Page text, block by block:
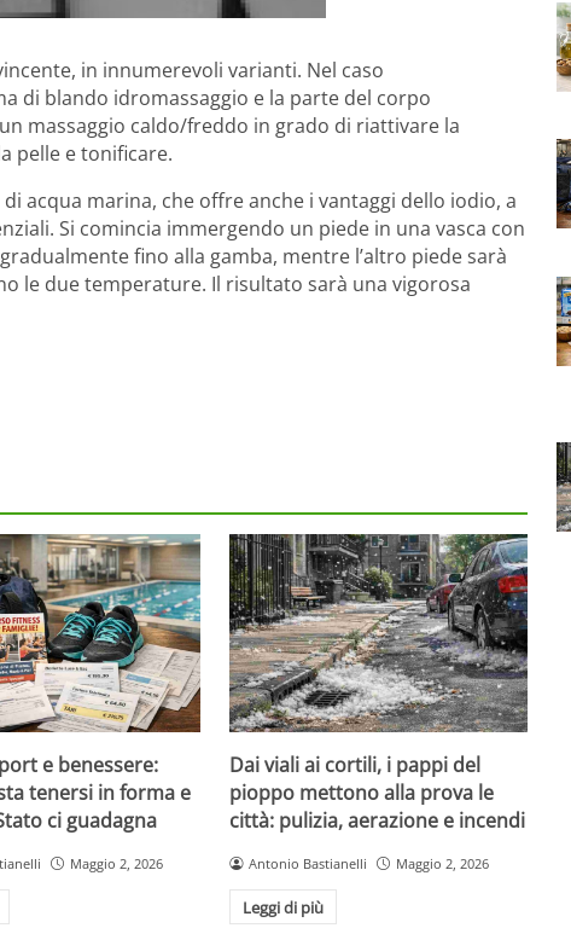
in innumerevoli varianti. Nel caso
di blando idromassaggio e la parte del corpo
massaggio caldo/freddo in grado di riattivare la
pelle e tonificare.
acqua marina, che offre anche i vantaggi dello iodio, a
Si comincia immergendo un piede in una vasca con
fino alla gamba, mentre l’altro piede sarà
le due temperature. Il risultato sarà una vigorosa
e benessere:
tenersi in forma e
ci guadagna
Maggio 2, 2026
Dai viali ai cortili, i pappi del
pioppo mettono alla prova le
città: pulizia, aerazione e incendi
Antonio Bastianelli Maggio 2, 2026
Leggi di più